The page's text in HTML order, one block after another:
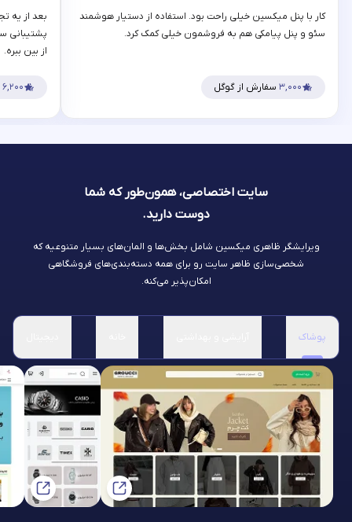
کار با پنل میکسین خیلی راحت بود. استفاده از دستیار هوشمند
سئو و پنل پیامکی هم به فروشمون خیلی کمک کرد.
۳,۰۰۰ سفارش از گوگل
بعد از یه
پشتیبانی
از بین ببره.
۶,۲۰۰
سایت اختصاصی، همون‌طور که شما
دوست دارید.
ویرایشگر ظاهری میکسین شامل بخش‌ها و المان‌های بسیار متنوعیه که
شخصی‌سازی ظاهر سایت رو برای همه دسته‌بندی‌های فروشگاهی
امکان‌پذیر می‌کنه.
پوشاک